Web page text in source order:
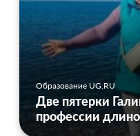
Образование UG.RU
Две пятерки
профессии